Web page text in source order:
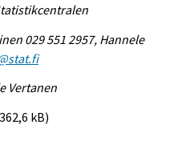
029 551 2957, Hannele
Vertanen
kB)